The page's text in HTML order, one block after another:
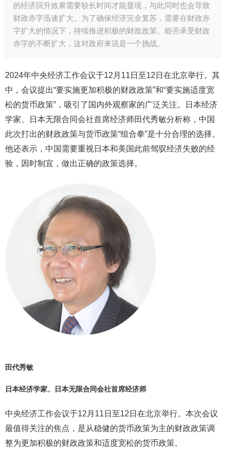
的经济回升效果需要较长时间才能显现，与此同时也会导致
财政赤字迅速扩大。为了确保经济完全复苏，需要在财政赤
字扩大的情况下，持续推进积极的财政政策。能否承受财政
赤字的不断扩大，这对政府来说是一个挑战。
2024年中央经济工作会议于12月11日至12日在北京举行。其
中，会议提出“要实施更加积极的财政政策”和“要实施适度宽
松的货币政策”，吸引了国内外观察家的广泛关注。日本经济
学家、日本无限合同会社首席经济师田代秀敏分析称，中国
此次打出的财政政策与货币政策“组合拳”是十分合理的选择。
他还表示，中国需要重视日本和美国此前驾驭经济失败的经
验，因时制宜，做出正确的政策选择。
田代秀敏
日本经济学家、日本无限合同会社首席经济师
中央经济工作会议于12月11日至12日在北京举行。本次会议
最值得关注的焦点，是从稳健的货币政策为主的财政政策调
整为更加积极的财政政策和适度宽松的货币政策。